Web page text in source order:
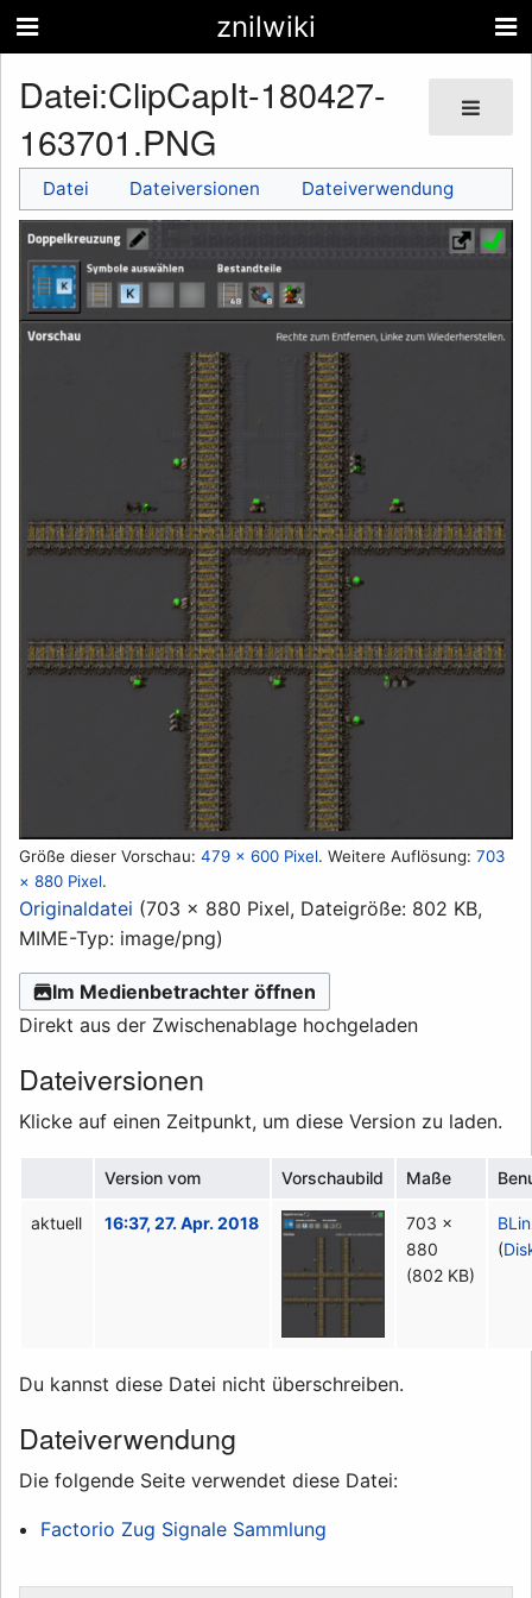
znilwiki
Datei:ClipCapIt-180427-
163701.PNG
Datei Dateiversionen Dateiverwendung
Größe dieser Vorschau: 479 × 600 Pixel. Weitere Auflösung: 703
× 880 Pixel.
Originaldatei (703 × 880 Pixel, Dateigröße: 802 KB,
MIME-Typ: image/png)
Im Medienbetrachter öffnen
Direkt aus der Zwischenablage hochgeladen
Dateiversionen
Klicke auf einen Zeitpunkt, um diese Version zu laden.
Version vom Vorschaubild Maße
aktuell 16:37, 27. Apr. 2018
703 ×
880
(802 KB)
(
Du kannst diese Datei nicht überschreiben.
Dateiverwendung
Die folgende Seite verwendet diese Datei:
Factorio Zug Signale Sammlung